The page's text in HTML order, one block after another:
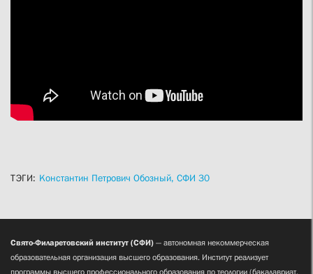
ТЭГИ: Константин Петрович Обозный, СФИ 30
Свято-Филаретовский институт (СФИ) — автономная некоммерческая
образовательная организация высшего образования. Институт реализует
программы высшего профессионального образования по теологии (бакалавриат,